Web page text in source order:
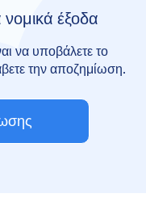
έξοδα
να υποβάλετε το
την αποζημίωση.